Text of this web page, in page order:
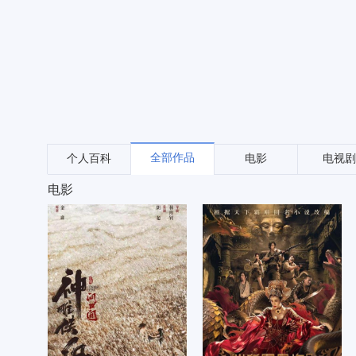
个人百科 全部作品 电影 电视剧
电影